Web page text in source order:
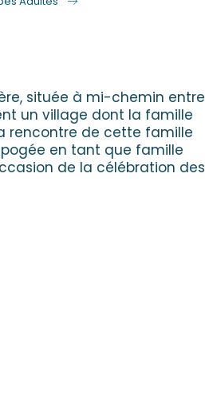
située à mi-chemin entre
un village dont la famille
rencontre de cette famille
en tant que famille
de la célébration des